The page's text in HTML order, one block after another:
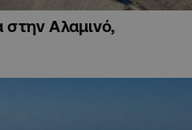
στην Αλαμινό,